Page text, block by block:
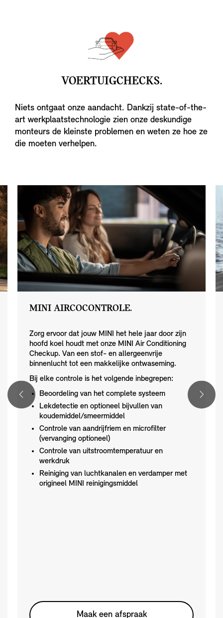
VOERTUIGCHECKS.
Niets ontgaat onze aandacht. Dankzij state-of-the-
art werkplaatstechnologie zien onze deskundige
monteurs de kleinste problemen en weten ze hoe ze
die moeten verhelpen.
MINI AIRCOCONTROLE.
Zorg ervoor dat jouw MINI het hele jaar door zijn
hoofd koel houdt met onze MINI Air Conditioning
Checkup. Van een stof- en allergeenvrije
binnenlucht tot een makkelijke ontwaseming.
Bij elke controle is het volgende inbegrepen:
Beoordeling van het complete systeem
Lekdetectie en optioneel bijvullen van
koudemiddel/smeermiddel
Controle van aandrijfriem en microfilter
(vervanging optioneel)
Controle van uitstroomtemperatuur en
werkdruk
Reiniging van luchtkanalen en verdamper met
origineel MINI reinigingsmiddel
Maak een afspraak